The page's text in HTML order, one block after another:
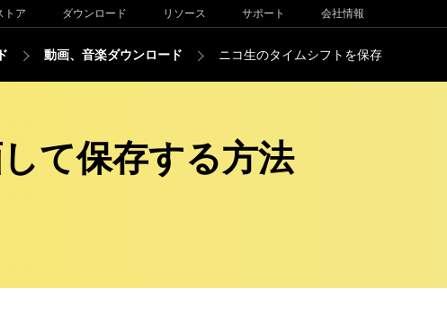
会社情報
サポート
リソース
ダウンロード
トア
ニコ生のタイムシフトを保存
動画、音楽ダウンロード
て保存する方法